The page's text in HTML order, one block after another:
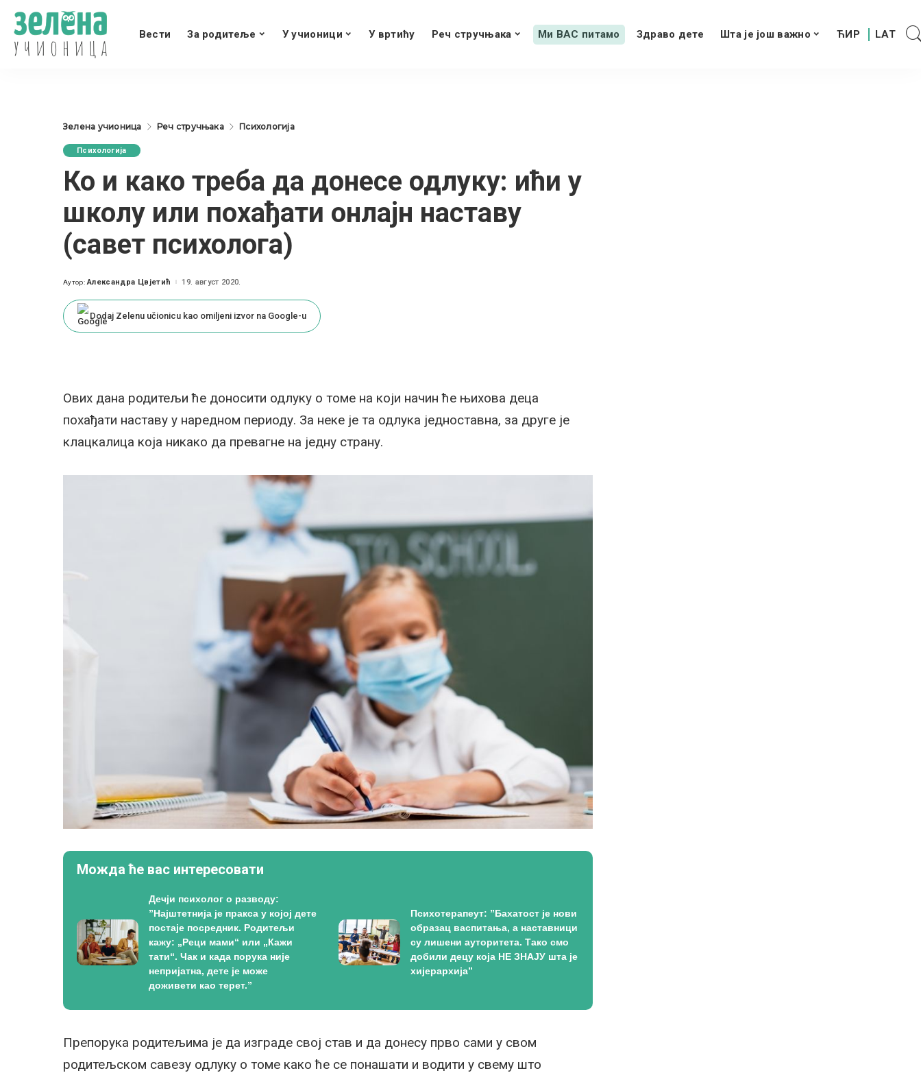
Вести За родитеље У учионици У вртићу Реч стручњака Ми ВАС питамо Здраво дете Шта је још важно
Зелена учионица Реч стручњака Психологија
Психологија
Ко и како треба да донесе одлуку: ићи у
школу или похађати онлајн наставу
(савет психолога)
Posted
Аутор: Александра Цвјетић 19. август 2020.
Dodaj Zelenu učionicu kao omiljeni izvor na Google-u
Ових дана родитељи ће доносити одлуку о томе на који начин ће њихова деца
похађати наставу у наредном периоду. За неке је та одлука једноставна, за друге је
клацкалица која никако да превагне на једну страну.
Можда ће вас интересовати
Дечји психолог о разводу:
”Најштетнија је пракса у којој дете
постаје посредник. Родитељи
кажу: „Реци мами“ или „Кажи
тати“. Чак и када порука није
непријатна, дете је може
доживети као терет.”
Психотерапеут: ”Бахатост је нови
образац васпитања, а наставници
су лишени ауторитета. Тако смо
добили децу која НЕ ЗНАЈУ шта је
хијерархија”
Препорука родитељима је да изграде свој став и да донесу прво сами у свом
родитељском савезу одлуку о томе како ће се понашати и водити у свему што